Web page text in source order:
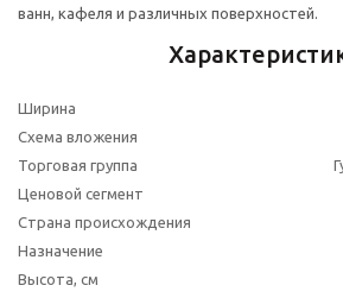
ванн, кафеля и различных поверхностей.
Ширина
Схема вложения
Торговая группа
Ценовой сегмент
Страна происхождения
Назначение
Высота, см